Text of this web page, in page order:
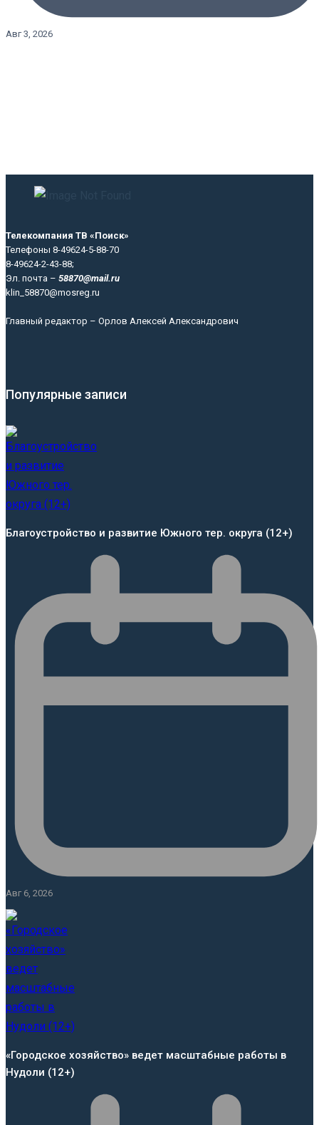
Авг 3, 2026
Телекомпания ТВ «Поиск»
Телефоны 8-49624-5-88-70
8-49624-2-43-88;
Эл. почта – 58870@mail.ru
klin_58870@mosreg.ru
Главный редактор – Орлов Алексей Александрович
Популярные записи
Благоустройство и развитие Южного тер. округа (12+)
Авг 6, 2026
«Городское хозяйство» ведет масштабные работы в
Нудоли (12+)